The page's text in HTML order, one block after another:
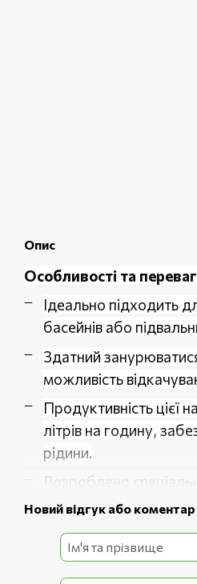
Опис
Особливості та
Ідеально підходить
басейнів або
Здатний
можливість
Продуктивність цієї
літрів на годину,
рідини.
Розроблено
забезпечуючи
Новий відгук або коментар